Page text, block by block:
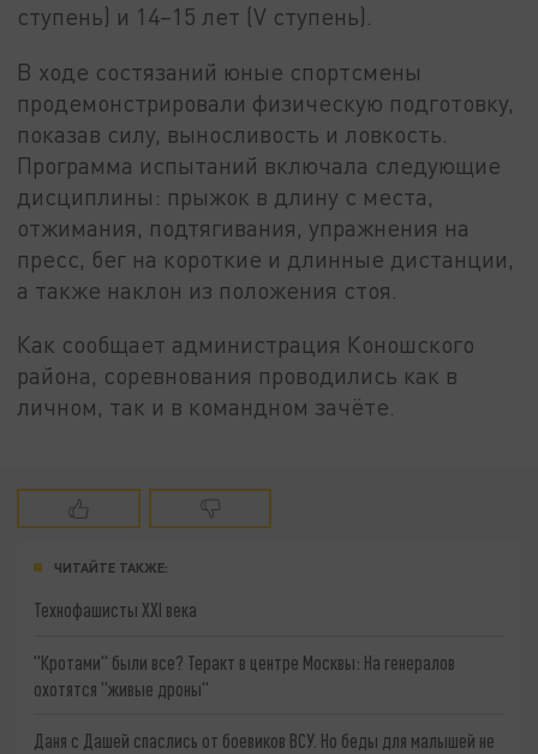
ступень) и 14–15 лет (V ступень).
В ходе состязаний юные спортсмены
продемонстрировали физическую подготовку,
показав силу, выносливость и ловкость.
Программа испытаний включала следующие
дисциплины: прыжок в длину с места,
отжимания, подтягивания, упражнения на
пресс, бег на короткие и длинные дистанции,
а также наклон из положения стоя.
Как сообщает администрация Коношского
района, соревнования проводились как в
личном, так и в командном зачёте.
ЧИТАЙТЕ ТАКЖЕ:
Технофашисты XXI века
"Кротами" были все? Теракт в центре Москвы: На генералов
охотятся "живые дроны"
Даня с Дашей спаслись от боевиков ВСУ. Но беды для малышей не